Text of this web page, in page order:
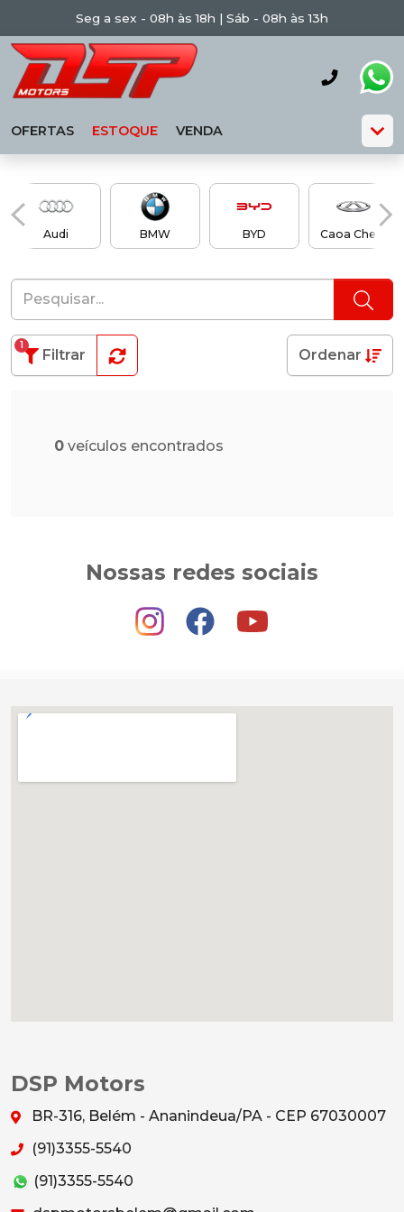
Seg a sex - 08h às 18h | Sáb - 08h às 13h
OFERTAS ESTOQUE VENDA
Audi BMW BYD Caoa Chery
Filtrar
1
Ordenar
0 veículos encontrados
Nossas redes sociais
DSP Motors
BR-316, Belém - Ananindeua/PA - CEP 67030007
(91)3355-5540
(91)3355-5540